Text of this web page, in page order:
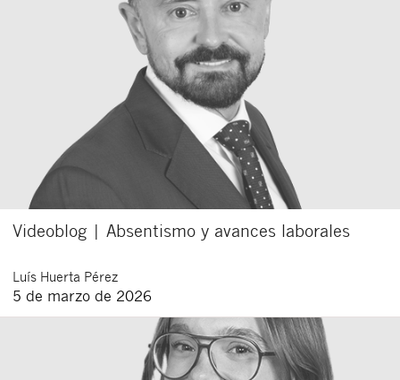
Videoblog | Absentismo y avances laborales
Luís Huerta Pérez
5 de marzo de 2026